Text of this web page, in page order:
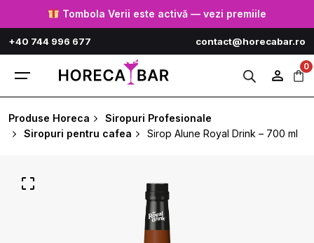
to
content
Tombola Verii este activă — vezi premiile
+40 744 996 677 contact@horecabar.ro
0
Produse Horeca
Siropuri Profesionale
Siropuri pentru cafea
Sirop Alune Royal Drink – 700 ml